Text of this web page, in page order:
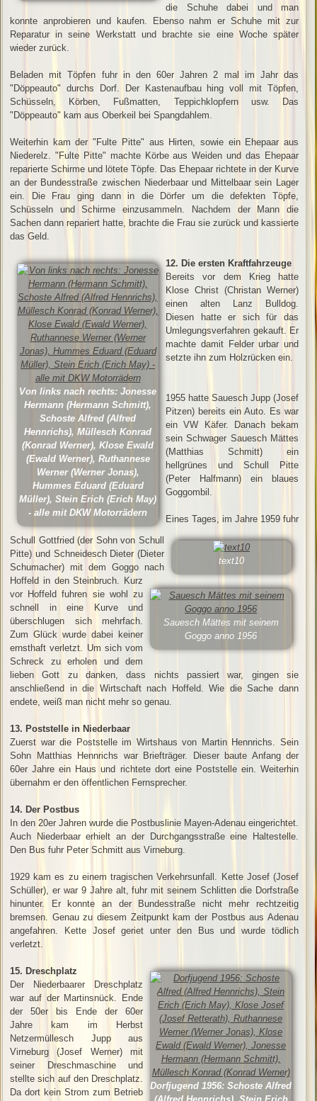
die Schuhe dabei und man
konnte anprobieren und kaufen. Ebenso nahm er Schuhe mit zur
Reparatur in seine Werkstatt und brachte sie eine Woche später
wieder zurück.
Beladen mit Töpfen fuhr in den 60er Jahren 2 mal im Jahr das
"Döppeauto" durchs Dorf. Der Kastenaufbau hing voll mit Töpfen,
Schüsseln, Körben, Fußmatten, Teppichklopfern usw. Das
"Döppeauto" kam aus Oberkeil bei Spangdahlem.
Weiterhin kam der "Fulte Pitte" aus Hirten, sowie ein Ehepaar aus
Niederelz. "Fulte Pitte" machte Körbe aus Weiden und das Ehepaar
reparierte Schirme und lötete Töpfe. Das Ehepaar richtete in der Kurve
an der Bundesstraße zwischen Niederbaar und Mittelbaar sein Lager
ein. Die Frau ging dann in die Dörfer um die defekten Töpfe,
Schüsseln und Schirme einzusammeln. Nachdem der Mann die
Sachen dann repariert hatte, brachte die Frau sie zurück und kassierte
das Geld.
Von links nach rechts: Jonesse
Hermann (Hermann Schmitt),
Schoste Alfred (Alfred
Hennrichs), Müllesch Konrad
(Konrad Werner), Klose Ewald
(Ewald Werner), Ruthannese
Werner (Werner Jonas),
Hummes Eduard (Eduard
Müller), Stein Erich (Erich May)
- alle mit DKW Motorrädern
12. Die ersten Kraftfahrzeuge
Bereits vor dem Krieg hatte
Klose Christ (Christan Werner)
einen alten Lanz Bulldog.
Diesen hatte er sich für das
Umlegungsverfahren gekauft. Er
machte damit Felder urbar und
setzte ihn zum Holzrücken ein.
text10
1955 hatte Sauesch Jupp (Josef
Pitzen) bereits ein Auto. Es war
ein VW Käfer. Danach bekam
sein Schwager Sauesch Mättes
(Matthias Schmitt) ein
hellgrünes und Schull Pitte
(Peter Halfmann) ein blaues
Goggombil.
Sauesch Mättes mit seinem
Goggo anno 1956
Eines Tages, im Jahre 1959 fuhr
Schull Gottfried (der Sohn von Schull
Pitte) und Schneidesch Dieter (Dieter
Schumacher) mit dem Goggo nach
Hoffeld in den Steinbruch. Kurz
vor Hoffeld fuhren sie wohl zu
schnell in eine Kurve und
überschlugen sich mehrfach.
Zum Glück wurde dabei keiner
ernsthaft verletzt. Um sich vom
Schreck zu erholen und dem
lieben Gott zu danken, dass nichts passiert war, gingen sie
anschließend in die Wirtschaft nach Hoffeld. Wie die Sache dann
endete, weiß man nicht mehr so genau.
13. Poststelle in Niederbaar
Zuerst war die Poststelle im Wirtshaus von Martin Hennrichs. Sein
Sohn Matthias Hennrichs war Briefträger. Dieser baute Anfang der
60er Jahre ein Haus und richtete dort eine Poststelle ein. Weiterhin
übernahm er den öffentlichen Fernsprecher.
14. Der Postbus
In den 20er Jahren wurde die Postbuslinie Mayen-Adenau eingerichtet.
Auch Niederbaar erhielt an der Durchgangsstraße eine Haltestelle.
Den Bus fuhr Peter Schmitt aus Virneburg.
1929 kam es zu einem tragischen Verkehrsunfall. Kette Josef (Josef
Schüller), er war 9 Jahre alt, fuhr mit seinem Schlitten die Dorfstraße
hinunter. Er konnte an der Bundesstraße nicht mehr rechtzeitig
bremsen. Genau zu diesem Zeitpunkt kam der Postbus aus Adenau
angefahren. Kette Josef geriet unter den Bus und wurde tödlich
verletzt.
Dorfjugend 1956: Schoste Alfred
15. Dreschplatz
Der Niederbaarer Dreschplatz
war auf der Martinsnück. Ende
der 50er bis Ende der 60er
Jahre kam im Herbst
Netzermüllesch Jupp aus
Virneburg (Josef Werner) mit
seiner Dreschmaschine und
stellte sich auf den Dreschplatz.
Da dort kein Strom zum Betrieb